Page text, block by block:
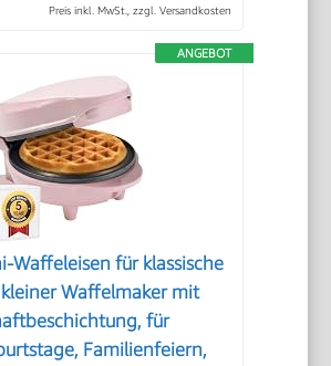
Preis inkl. MwSt., zzgl. Versandkosten
ANGEBOT
Waffeleisen für klassische
Waffelmaker mit
für
Familienfeiern,